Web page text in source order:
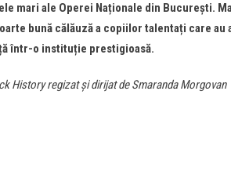
mari ale Operei Naționale din București.
bună călăuză a copiilor talentați care au
într-o instituție prestigioasă.
History regizat și dirijat de Smaranda Morgovan